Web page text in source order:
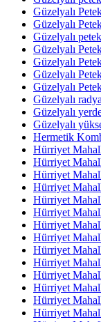
Güzelyalı
Güzelyalı
Güzelyalı
Güzelyalı
Güzelyalı
Güzelyalı
Güzelyalı
Güzelyalı
Güzelyalı
Güzelyalı
Hermetik
Hürriyet
Hürriyet
Hürriyet
Hürriyet
Hürriyet
Hürriyet
Hürriyet
Hürriyet
Hürriyet
Hürriyet
Hürriyet
Hürriyet
Hürriyet
Hürriyet